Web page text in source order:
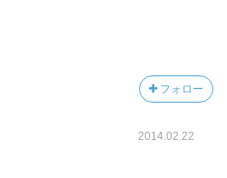
フォロー
2014.02.22